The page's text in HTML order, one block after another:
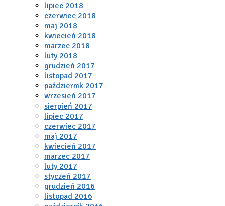
lipiec 2018
czerwiec 2018
maj 2018
kwiecień 2018
marzec 2018
luty 2018
grudzień 2017
listopad 2017
październik 2017
wrzesień 2017
sierpień 2017
lipiec 2017
czerwiec 2017
maj 2017
kwiecień 2017
marzec 2017
luty 2017
styczeń 2017
grudzień 2016
listopad 2016